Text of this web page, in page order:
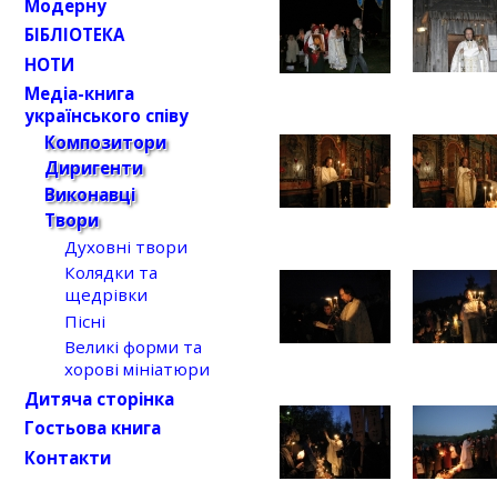
Модерну
БІБЛІОТЕКА
НОТИ
Медіа-книга
українського співу
Композитори
Диригенти
Виконавці
Твори
Духовні твори
Колядки та
щедрівки
Пісні
Великі форми та
хорові мініатюри
Дитяча сторінка
Гостьова книга
Контакти